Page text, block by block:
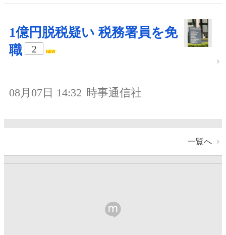
1億円脱税疑い 税務署員を免
職
2
08月07日 14:32 時事通信社
一覧へ